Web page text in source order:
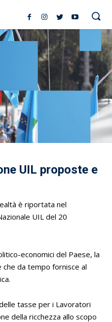
UIL proposte e
è riportata nel
UIL del 20
economici del Paese, la
da tempo fornisce al
tasse per i Lavoratori
della ricchezza allo scopo